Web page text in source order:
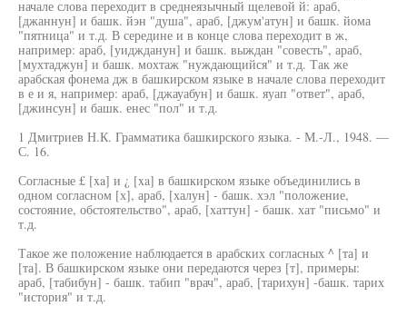
начале слова переходит в среднеязычный щелевой й: араб,
[джаннун] и башк. йэн "душа", араб, [джум'атун] и башк. йома
"пятница" и т.д. В середине и в конце слова переходит в ж,
например: араб, [уиджданун] и башк. выждан "совесть", араб,
[мухтаджун] и башк. мохтаж "нуждающийся" и т.д. Так же
арабская фонема дж в башкирском языке в начале слова переходит
в е и я, например: араб, [джауабун] и башк. яуап "ответ", араб,
[джинсун] и башк. енес "пол" и т.д.
1 Дмитриев Н.К. Грамматика башкирского языка. - М.-Л., 1948. —
С. 16.
Согласные £ [xa] и ¿ [xa] в башкирском языке объединились в
одном согласном [х], араб, [халун] - башк. хэл "положение,
состояние, обстоятельство", араб, [хаттун] - башк. хат "письмо" и
т.д.
Такое же положение наблюдается в арабских согласных ^ [та] и
[та]. В башкирском языке они передаются через [т], примеры:
араб, [табибун] - башк. табип "врач", араб, [тарихун] -башк. тарих
"история" и т.д.